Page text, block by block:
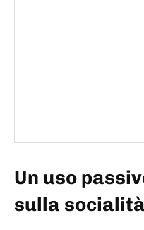
Un uso
sulla socialità